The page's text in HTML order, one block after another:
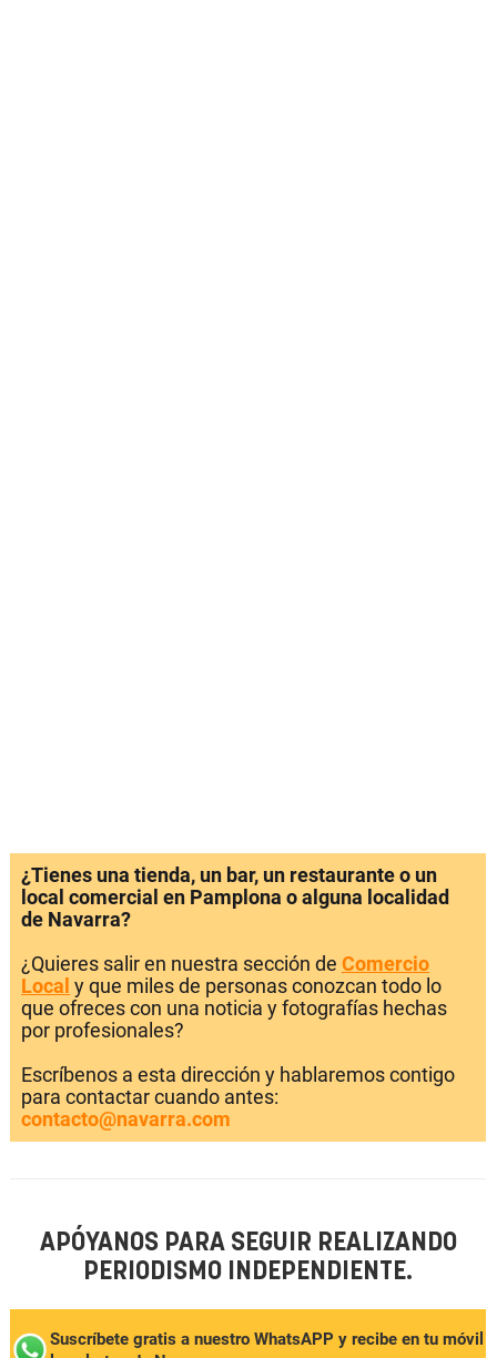
¿Tienes una tienda, un bar, un restaurante o un
local comercial en Pamplona o alguna localidad
de Navarra?
¿Quieres salir en nuestra sección de Comercio
Local y que miles de personas conozcan todo lo
que ofreces con una noticia y fotografías hechas
por profesionales?
Escríbenos a esta dirección y hablaremos contigo
para contactar cuando antes:
contacto@navarra.com
APÓYANOS PARA SEGUIR REALIZANDO
PERIODISMO INDEPENDIENTE.
Suscríbete gratis a nuestro WhatsAPP y recibe en tu móvil